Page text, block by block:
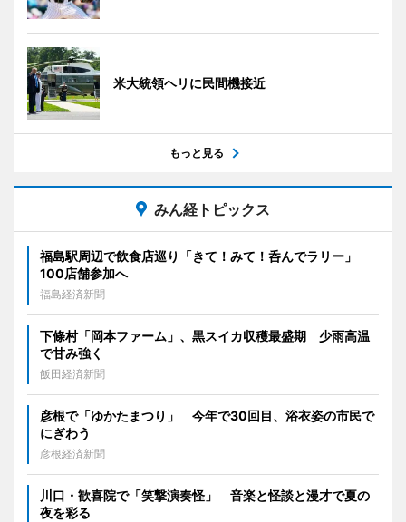
米大統領ヘリに民間機接近
もっと見る
みん経トピックス
福島駅周辺で飲食店巡り「きて！みて！呑んでラリー」
100店舗参加へ
福島経済新聞
下條村「岡本ファーム」、黒スイカ収穫最盛期 少雨高温
で甘み強く
飯田経済新聞
彦根で「ゆかたまつり」 今年で30回目、浴衣姿の市民で
にぎわう
彦根経済新聞
川口・歓喜院で「笑撃演奏怪」 音楽と怪談と漫才で夏の
夜を彩る